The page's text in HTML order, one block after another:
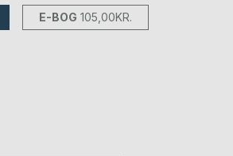
E-BOG 105,00KR.